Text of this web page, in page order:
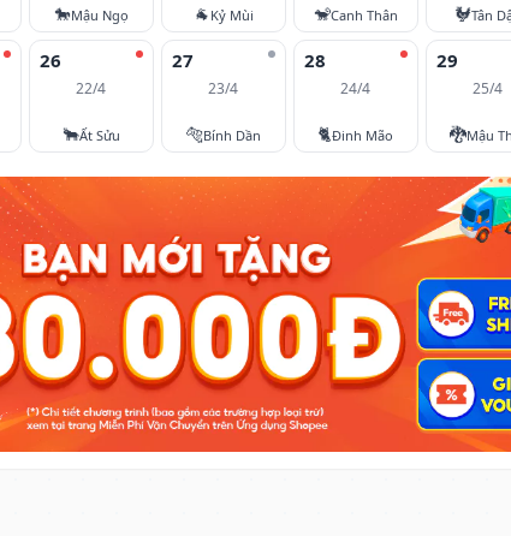
🐎Mậu Ngọ 🐐 Kỷ Mùi 🐒Canh Thân 🐓Tân
26
22/4
🐂Ất Sửu
27
23/4
🐅Bính Dần
28
24/4
🐈Đinh Mão
29
25/4
🐉Mậu